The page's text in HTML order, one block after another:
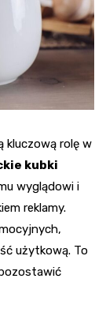
kluczową rolę w
kubki
wyglądowi i
reklamy.
użytkową. To